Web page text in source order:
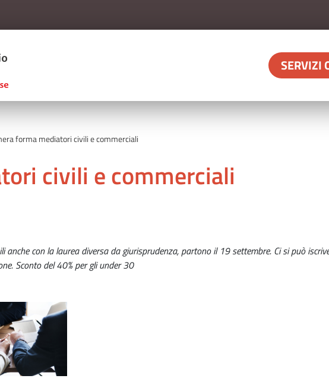
D'ITALIA
SERVIZI
forma mediatori civili e commerciali
civili e commerciali
anche con la laurea diversa da giurisprudenza, partono il 19 settembre. Ci si può
Sconto del 40% per gli under 30